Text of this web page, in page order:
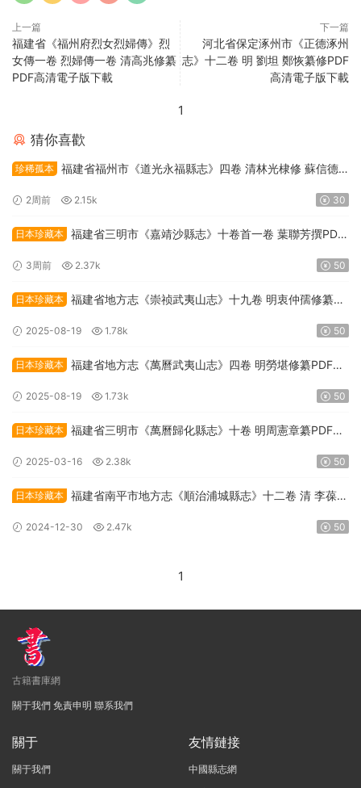
上一篇
福建省《福州府烈女烈婦傳》烈
女傳一卷 烈婦傳一卷 清高兆修纂
PDF高清電子版下載
下一篇
河北省保定涿州市《正德涿州
志》十二卷 明 劉坦 鄭恢纂修PDF
高清電子版下載
1
猜你喜歡
珍稀孤本 福建省福州市《道光永福縣志》四卷 清林光棣修 蘇信德
2周前 2.15k 30
日本珍藏本 福建省三明市《嘉靖沙縣志》十卷首一卷 葉聯芳撰PDF
3周前 2.37k 50
日本珍藏本 福建省地方志《崇祯武夷山志》十九卷 明衷仲孺修纂
2025-08-19 1.78k 50
日本珍藏本 福建省地方志《萬曆武夷山志》四卷 明勞堪修纂PDF高
2025-08-19 1.73k 50
日本珍藏本 福建省三明市《萬曆歸化縣志》十卷 明周憲章纂PDF高
2025-03-16 2.38k 50
日本珍藏本 福建省南平市地方志《順治浦城縣志》十二卷 清 李葆貞
2024-12-30 2.47k 50
1
古籍書庫網
關于我們 免責申明 聯系我們
關于
關于我們
友情鏈接
中國縣志網